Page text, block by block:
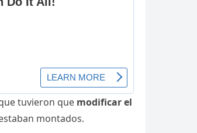
tuvieron que modificar el
montados.